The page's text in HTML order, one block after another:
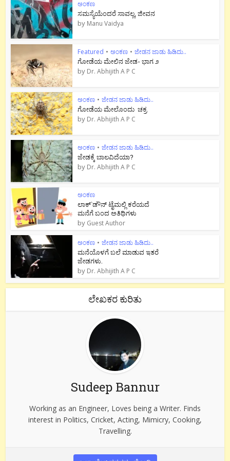
ಅಂಕಣ
ಸಮಸ್ಯೆಯೆಂದರೆ ಸಾವಲ್ಲ, ಜೀವನ
by Manu Vaidya
Featured • ಅಂಕಣ • ಜೇಡನ ಜಾಡು ಹಿಡಿದು..
ಗೋಡೆಯ ಮೇಲಿನ ಜೇಡ- ಭಾಗ ೨
by Dr. Abhijith A P C
ಅಂಕಣ • ಜೇಡನ ಜಾಡು ಹಿಡಿದು..
ಗೋಡೆಯ ಮೇಲೊಂದು ಚಕ್ರ
by Dr. Abhijith A P C
ಅಂಕಣ • ಜೇಡನ ಜಾಡು ಹಿಡಿದು..
ಜೇಡಕ್ಕೆ ಬಾಲವಿದೆಯಾ?
by Dr. Abhijith A P C
ಅಂಕಣ
ಲಾಕ್`ಡೌನ್ ಟೈಮಲ್ಲಿ ಕರೆಯದೆ
ಮನೆಗೆ ಬಂದ ಅತಿಥಿಗಳು
by Guest Author
ಅಂಕಣ • ಜೇಡನ ಜಾಡು ಹಿಡಿದು..
ಮನೆಯೊಳಗೆ ಬಲೆ ಮಾಡುವ ಇತರೆ
ಜೇಡಗಳು.
by Dr. Abhijith A P C
ಲೇಖಕರ ಕುರಿತು
Sudeep Bannur
Working as an Engineer, Loves being a Writer. Finds
interest in Politics, Cricket, Acting, Mimicry, Cooking,
Travelling.